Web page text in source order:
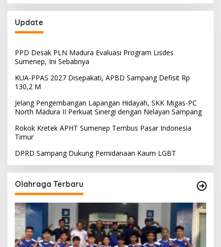
Update
PPD Desak PLN Madura Evaluasi Program Lisdes
Sumenep, Ini Sebabnya
KUA-PPAS 2027 Disepakati, APBD Sampang Defisit Rp
130,2 M
Jelang Pengembangan Lapangan Hidayah, SKK Migas-PC
North Madura II Perkuat Sinergi dengan Nelayan Sampang
Rokok Kretek APHT Sumenep Tembus Pasar Indonesia
Timur
DPRD Sampang Dukung Pemidanaan Kaum LGBT
Olahraga Terbaru